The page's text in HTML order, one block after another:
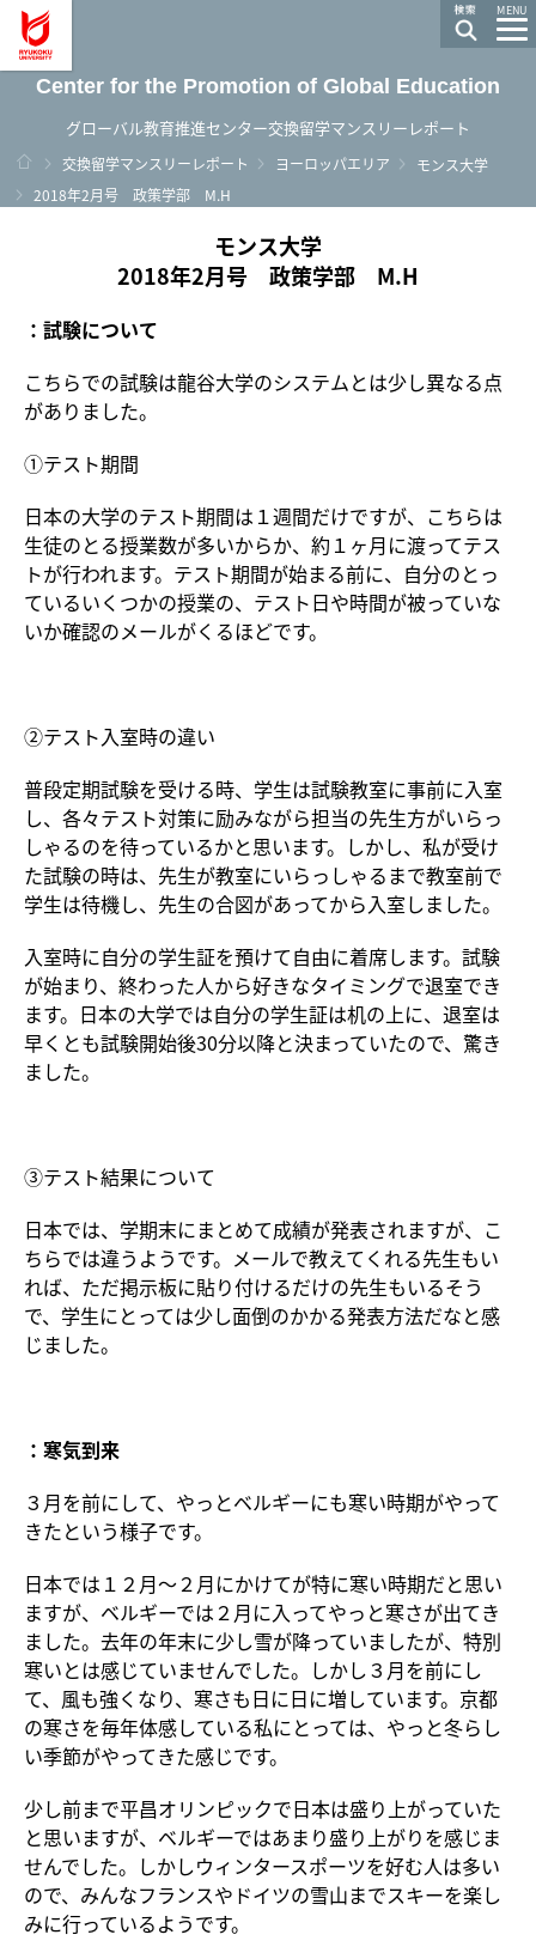
MENU
Center for the Promotion of Global Education
グローバル教育推進センター交換留学マンスリーレポート
ホーム
交換留学マンスリーレポート ヨーロッパエリア
モンス大学
2018年2月号 政策学部 M.H
モンス大学
2018年2月号 政策学部 M.H
：試験について
こちらでの試験は龍谷大学のシステムとは少し異なる点
がありました。
①テスト期間
日本の大学のテスト期間は１週間だけですが、こちらは
生徒のとる授業数が多いからか、約１ヶ月に渡ってテス
トが行われます。テスト期間が始まる前に、自分のとっ
ているいくつかの授業の、テスト日や時間が被っていな
いか確認のメールがくるほどです。
②テスト入室時の違い
普段定期試験を受ける時、学生は試験教室に事前に入室
し、各々テスト対策に励みながら担当の先生方がいらっ
しゃるのを待っているかと思います。しかし、私が受け
た試験の時は、先生が教室にいらっしゃるまで教室前で
学生は待機し、先生の合図があってから入室しました。
入室時に自分の学生証を預けて自由に着席します。試験
が始まり、終わった人から好きなタイミングで退室でき
ます。日本の大学では自分の学生証は机の上に、退室は
早くとも試験開始後30分以降と決まっていたので、驚き
ました。
③テスト結果について
日本では、学期末にまとめて成績が発表されますが、こ
ちらでは違うようです。メールで教えてくれる先生もい
れば、ただ掲示板に貼り付けるだけの先生もいるそう
で、学生にとっては少し面倒のかかる発表方法だなと感
じました。
：寒気到来
３月を前にして、やっとベルギーにも寒い時期がやって
きたという様子です。
日本では１２月〜２月にかけてが特に寒い時期だと思い
ますが、ベルギーでは２月に入ってやっと寒さが出てき
ました。去年の年末に少し雪が降っていましたが、特別
寒いとは感じていませんでした。しかし３月を前にし
て、風も強くなり、寒さも日に日に増しています。京都
の寒さを毎年体感している私にとっては、やっと冬らし
い季節がやってきた感じです。
少し前まで平昌オリンピックで日本は盛り上がっていた
と思いますが、ベルギーではあまり盛り上がりを感じま
せんでした。しかしウィンタースポーツを好む人は多い
ので、みんなフランスやドイツの雪山までスキーを楽し
みに行っているようです。